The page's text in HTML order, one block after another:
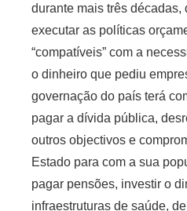
durante mais três décadas,
executar as políticas
“compatíveis” com a
o dinheiro que pediu
governação do país terá
pagar a dívida pública,
outros objectivos e
Estado para com a sua
pagar pensões, investir o
infraestruturas de saúde,